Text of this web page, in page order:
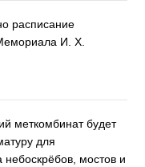
расписание
И. Х.
меткомбинат будет
для
небоскрёбов, мостов и